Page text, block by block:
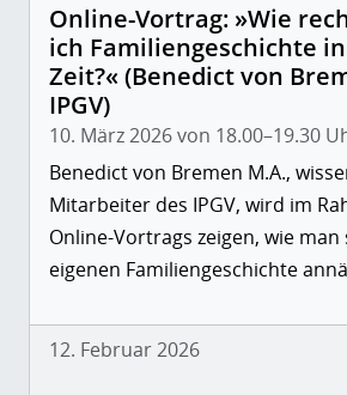
Online-Vortrag: »Wie
ich Familiengeschichte
Zeit?« (Benedict von
IPGV)
10. März 2026 von 18.00–19.30
Benedict von Bremen M.A.,
Mitarbeiter des IPGV, wird im
Online-Vortrags zeigen, wie man
eigenen Familiengeschichte
12. Februar 2026